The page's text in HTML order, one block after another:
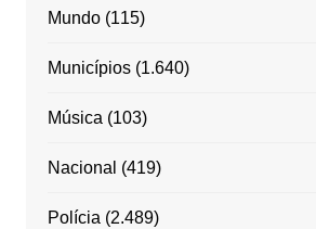
Mundo(115)
Municípios(1.640)
Música (103)
Nacional (419)
Polícia (2.489)